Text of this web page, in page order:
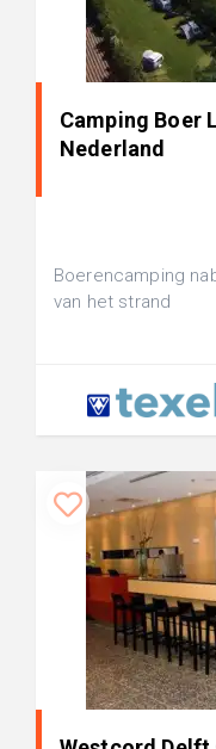
Camping Boer
Nederland
Boerencamping
van het strand